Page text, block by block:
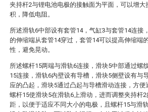
夹持杆2与锂电池电极的接触面为平面，可以增大
积，降低电阻。
所述滑轨6中部设有套管14，气缸3与套管14连接
的伸缩端从套管14穿过，套管14可以提高伸缩端
性，避免晃动。
所述螺杆15两端与滑轨6连接，滑块5中部通过螺
15连接，滑轨6内壁设有导槽，滑块5侧壁设有与
应的凸起，滑块5通过凸起与导槽滑动连接，方便
螺杆15使滑块5在滑轨6上滑动，进而调整夹持杆2
距，以便于适应不同大小的电极，且螺杆15与滑